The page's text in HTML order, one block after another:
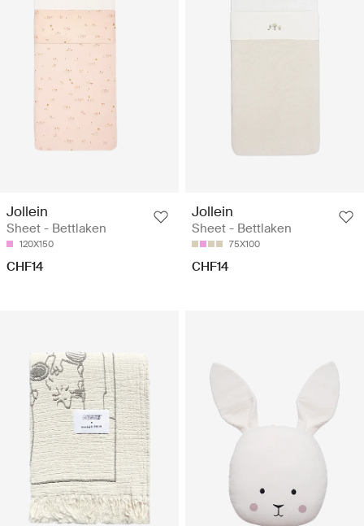
Jollein
Sheet - Bettlaken
120X150
CHF14
Jollein
Sheet - Bettlaken
75X100
CHF14